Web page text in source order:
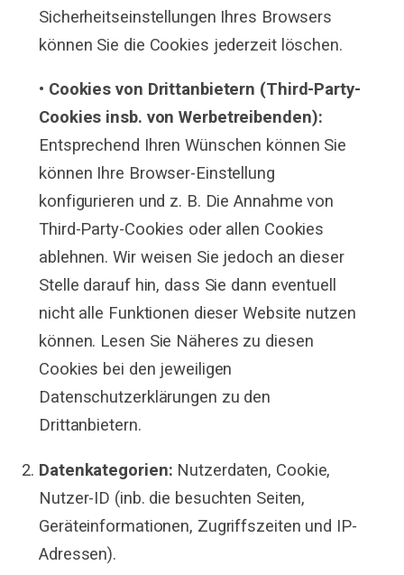
Sicherheitseinstellungen Ihres Browsers
können Sie die Cookies jederzeit löschen.
• Cookies von Drittanbietern (Third-Party-
Cookies insb. von Werbetreibenden):
Entsprechend Ihren Wünschen können Sie
können Ihre Browser-Einstellung
konfigurieren und z. B. Die Annahme von
Third-Party-Cookies oder allen Cookies
ablehnen. Wir weisen Sie jedoch an dieser
Stelle darauf hin, dass Sie dann eventuell
nicht alle Funktionen dieser Website nutzen
können. Lesen Sie Näheres zu diesen
Cookies bei den jeweiligen
Datenschutzerklärungen zu den
Drittanbietern.
Datenkategorien: Nutzerdaten, Cookie,
Nutzer-ID (inb. die besuchten Seiten,
Geräteinformationen, Zugriffszeiten und IP-
Adressen).